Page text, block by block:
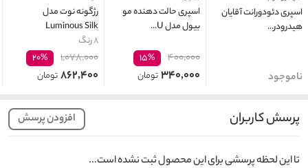
اسپری دئودورانت آقایان
هیدرودر...
ناموجود
اسپری حالت دهنده مو
بیول مدل U...
۴۰۰,۰۰۰ ۱۵%
۳۴۰,۰۰۰تومان
رژگونه نوت مدل
Luminous Silk
۸ رنگ
۱,۰۷۸,۰۰۰ ۲۰%
۸۶۲,۴۰۰تومان
پرسش کاربران افزودن پرسش
تا این لحظه پرسشی برای این محصول ثبت نشده است...